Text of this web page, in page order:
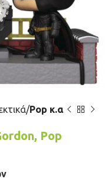
Pop κ.α
Pop